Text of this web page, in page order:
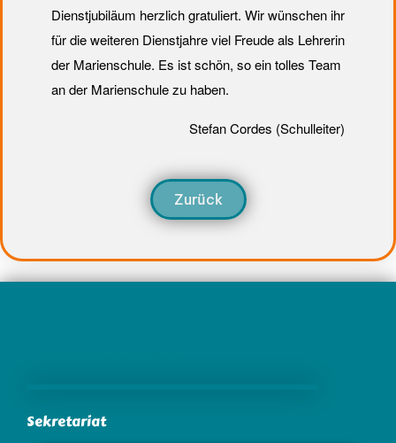
Dienstjubiläum herzlich gratuliert. Wir wünschen ihr
für die weiteren Dienstjahre viel Freude als Lehrerin
der Marienschule. Es ist schön, so ein tolles Team
an der Marienschule zu haben.
Stefan Cordes (Schulleiter)
Zurück
Sekretariat